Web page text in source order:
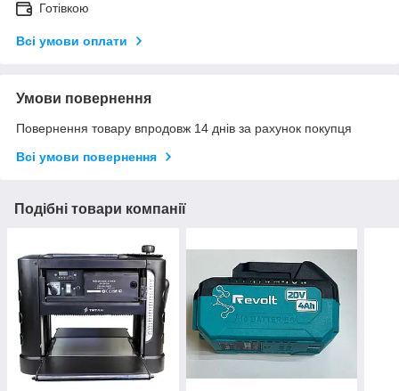
Готівкою
Всі умови оплати
Умови повернення
Повернення товару впродовж 14 днів за рахунок покупця
Всі умови повернення
Подібні товари компанії